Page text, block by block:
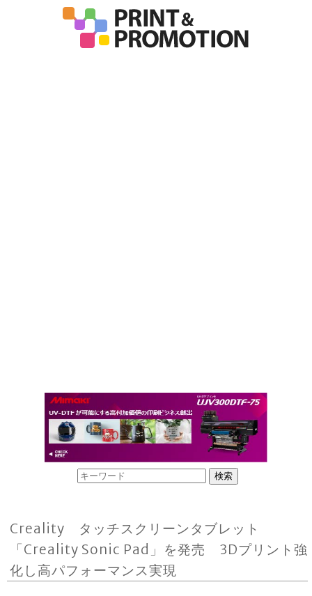
Creality タッチスクリーンタブレット
「Creality Sonic Pad」を発売 3Dプリント強
化し高パフォーマンス実現